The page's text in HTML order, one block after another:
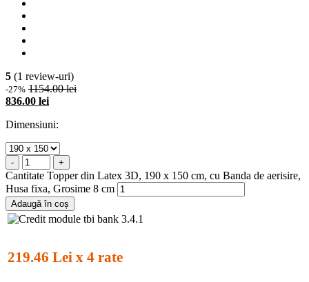
5 (1 review-uri)
-27% 1154.00 lei
836.00 lei
Dimensiuni:
- +
Cantitate Topper din Latex 3D, 190 x 150 cm, cu Banda de aerisire,
Husa fixa, Grosime 8 cm
Adaugă în coș
219.46 Lei x 4 rate